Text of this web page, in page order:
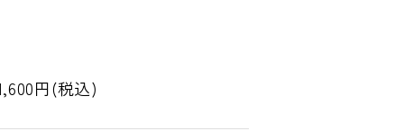
円(税込)